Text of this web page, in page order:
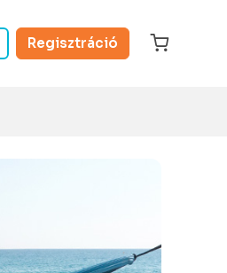
Regisztráció